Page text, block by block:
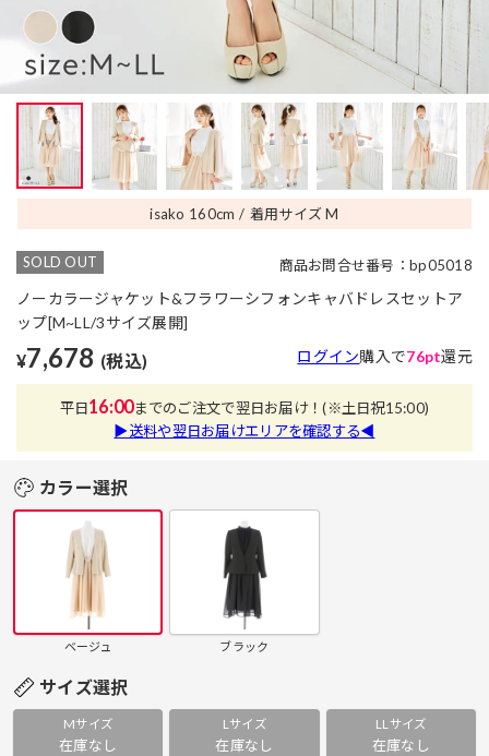
isako 160cm 着用サイズ M
SOLD OUT 商品お問合せ番号：bp05018
ノーカラージャケット&フラワーシフォンキャバドレスセットア
ップ[M~LL/3サイズ展開]
¥7,678 (税込) ログイン購入で76pt還元
平日16:00までのご注文で翌日お届け！(※土日祝15:00)
▶送料や翌日お届けエリアを確認する◀
カラー選択
ベージュ ブラック
サイズ選択
Mサイズ
在庫なし
Lサイズ
在庫なし
LLサイズ
在庫なし